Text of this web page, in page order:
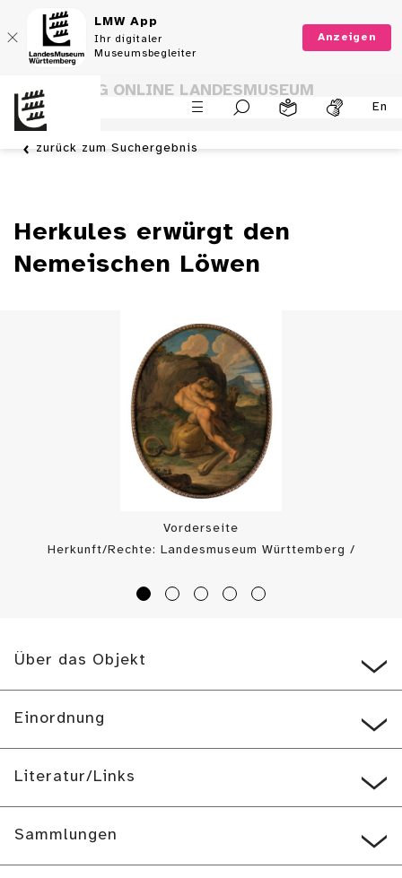
LMW App
Ihr digitaler
Museumsbegleiter
Anzeigen
En
SAMMLUNG ONLINE LANDESMUSEUM
WÜRTTEMBERG
zurück zum Suchergebnis
Herkules erwürgt den
Nemeischen Löwen
Vorderseite
Herkunft/Rechte: Landesmuseum Württemberg /
Alexander Lohmann ( CC0
Über das Objekt
Einordnung
Literatur/Links
Sammlungen